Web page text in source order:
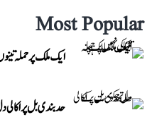
Most Popular
ایک ملک پر حملہ
حد بندی بل پر